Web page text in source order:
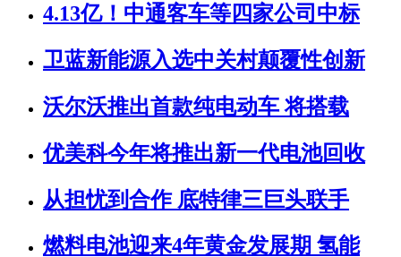
4.13亿！中通客车等四家公司中标
卫蓝新能源入选中关村颠覆性创新
沃尔沃推出首款纯电动车 将搭载
优美科今年将推出新一代电池回收
从担忧到合作 底特律三巨头联手
燃料电池迎来4年黄金发展期 氢能